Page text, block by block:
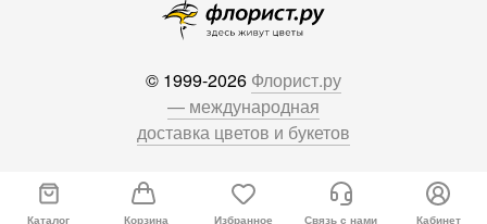
© 1999-2026 Флорист.ру
— международная
доставка цветов и букетов
Каталог Корзина Избранное Связь с нами Кабинет